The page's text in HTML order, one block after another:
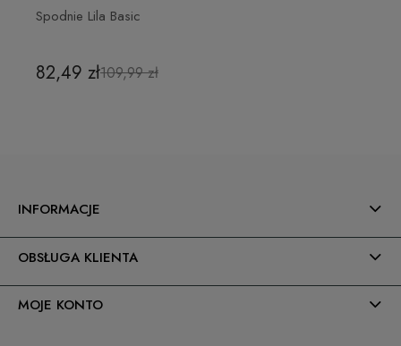
Spodnie Lila Basic
82,49 zł109,99 zł
INFORMACJE
OBSŁUGA KLIENTA
MOJE KONTO